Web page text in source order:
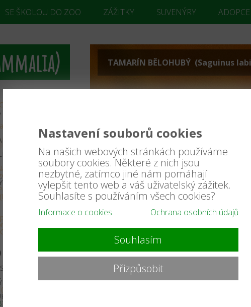
SE ŠKOLOU DO ZOO ZÁŽITKY SUVENÝRY ADOPCE
crocuta)
hyaena)
(Proteles cristatus)
(Suricata
(Helogale
nasua)
cinerea)
(Mephitis mephitis)
concolor)
(Prionailurus
serval)
megalotis)
civetta)
(Callithrix geoffroyi)
(Cebuella pygmaea)
TAMARÍN BĚLOHUBÝ (Saguinus
Nastavení souborů cookies
Na našich webových stránkách používáme
soubory cookies. Některé z nich jsou
nezbytné, zatímco jiné nám pomáhají
vylepšit tento web a váš uživatelský zážitek.
Souhlasíte s používáním všech cookies?
Informace o cookies Ochrana osobních údajů
Souhlasím
Přizpůsobit